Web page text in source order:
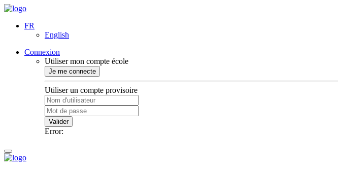
FR
English
Connexion
Utiliser mon compte école
Je me connecte
Utiliser un compte provisoire
Valider
Error: